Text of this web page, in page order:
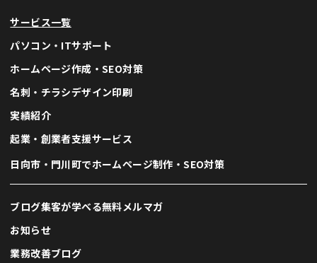
サービス一覧
パソコン・ITサポート
ホームページ作成・SEO対策
名刺・チラシデザイン印刷
実績紹介
起業・創業者支援サービス
日向市・門川町でホームページ制作・SEO対策
ブログ集客が学べる無料メルマガ
お知らせ
業務改善ブログ
AI24時間いつでも自動回答します
こんにちは！
スタッフによるサポートが必要な場
合は お問い合わせフォームまでご連
絡下さい。